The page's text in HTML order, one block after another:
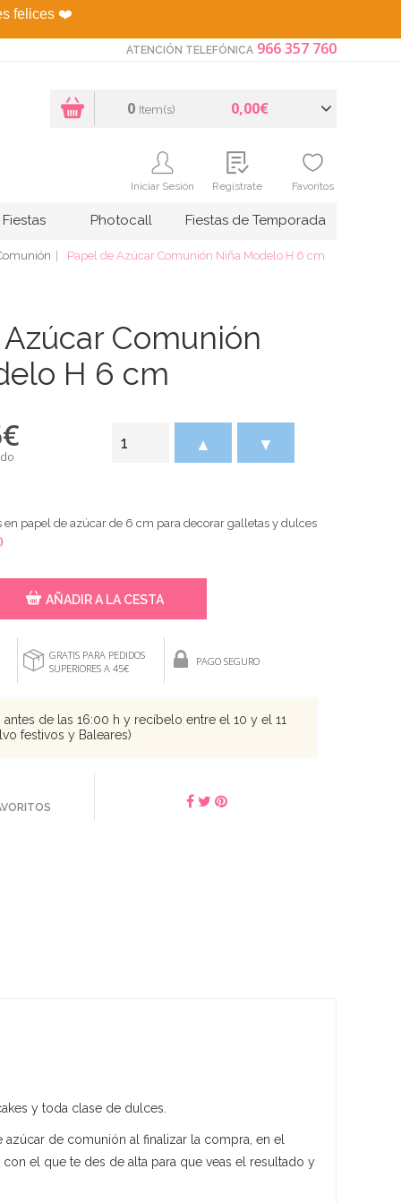
felices ❤️
ATENCIÓN TELEFÓNICA 966 357 760
0 Item(s) 0,00€
Iniciar Sesión Regístrate Favoritos
Photocall Fiestas de Temporada
Papel de Azúcar Comunión Niña Modelo H 6 cm
Comunión
H 6 cm
€ ▲ ▼
en papel de azúcar de 6 cm para decorar galletas y dulces
AÑADIR A LA CESTA
GRATIS PARA PEDIDOS
SUPERIORES A 45€
PAGO SEGURO
de las 16:00 h y recíbelo entre el 10 y el 11
festivos y Baleares)
y toda clase de dulces.
de comunión al finalizar la compra, en el
el que te des de alta para que veas el resultado y